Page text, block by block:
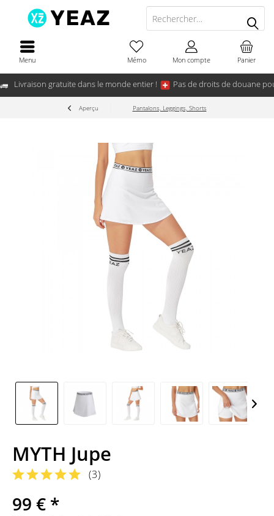
Livraison gratuite dans le monde entier ! Pas de droits de douane
Menu Panier
Mémo Mon compte
Aperçu Pantalons, Leggings, Shorts
MYTH Jupe
(3)
99 € *